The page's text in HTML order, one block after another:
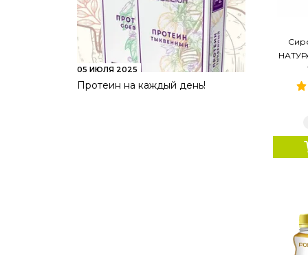
05 ИЮЛЯ 2025
Протеин на каждый день!